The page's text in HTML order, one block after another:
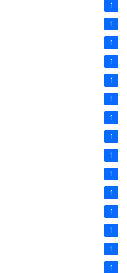
1
1
1
1
1
1
1
1
1
1
1
1
1
1
1